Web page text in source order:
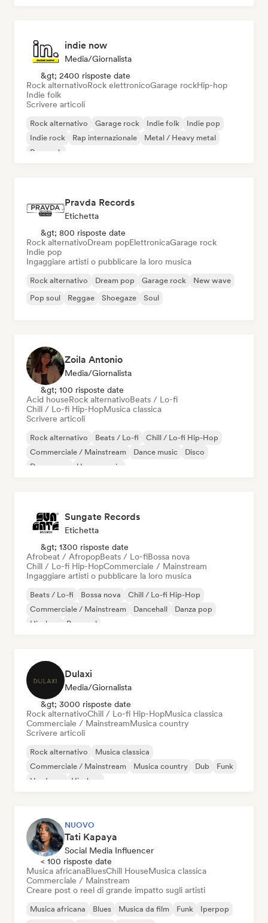
indie now
Media/Giornalista
&gt; 2400 risposte date
Rock alternativoRock elettronicoGarage rockHip-hop
Indie folk
Scrivere articoli
Rock alternativo Garage rock Indie folk
Indie pop
Indie rock
Rap internazionale
Metal / Heavy metal
Pop rock
Pravda Records
Etichetta
&gt; 800 risposte date
Rock alternativoDream popElettronicaGarage rock
Indie pop
Ingaggiare artisti o pubblicare la loro musica
Rock alternativo Dream pop Garage rock
New wave
Pop soul
Reggae Shoegaze Soul
Zoila Antonio
Media/Giornalista
&gt; 100 risposte date
Acid houseRock alternativoBeats / Lo-fi
Chill / Lo-fi Hip-HopMusica classica
Scrivere articoli
Rock alternativo Beats / Lo-fi
Chill / Lo-fi Hip-Hop
Commerciale / Mainstream
Dance music
Disco
Dream pop
House music
Sungate Records
Etichetta
&gt; 1300 risposte date
Afrobeat / AfropopBeats / Lo-fiBossa nova
Chill / Lo-fi Hip-HopCommerciale / Mainstream
Ingaggiare artisti o pubblicare la loro musica
Beats / Lo-fi Bossa nova
Chill / Lo-fi Hip-Hop
Commerciale / Mainstream
Dancehall
Danza pop
Hip-hop
Pop soul
Dulaxi
Media/Giornalista
&gt; 3000 risposte date
Rock alternativoChill / Lo-fi Hip-HopMusica classica
Commerciale / MainstreamMusica country
Scrivere articoli
Rock alternativo
Musica classica
Commerciale / Mainstream
Musica country Dub
Funk
Hardcore
Hip-hop
NUOVO
Tati Kapaya
Social Media Influencer
< 100 risposte date
Musica africanaBluesChill HouseMusica classica
Commerciale / Mainstream
Creare post o reel di grande impatto sugli artisti
Musica africana Blues Musica da film Funk
Iperpop